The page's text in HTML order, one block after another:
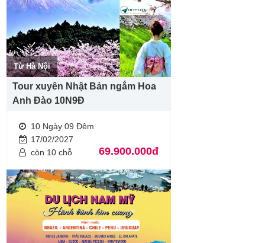
Từ Hà Nội
Tour xuyên Nhật Bản ngắm Hoa
Anh Đào 10N9Đ
10 Ngày 09 Đêm
17/02/2027
còn 10 chỗ
69.900.000đ